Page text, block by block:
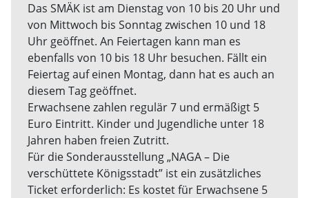
Das SMÄK ist am Dienstag von 10 bis 20 Uhr und
von Mittwoch bis Sonntag zwischen 10 und 18
Uhr geöffnet. An Feiertagen kann man es
ebenfalls von 10 bis 18 Uhr besuchen. Fällt ein
Feiertag auf einen Montag, dann hat es auch an
diesem Tag geöffnet.
Erwachsene zahlen regulär 7 und ermäßigt 5
Euro Eintritt. Kinder und Jugendliche unter 18
Jahren haben freien Zutritt.
Für die Sonderausstellung „NAGA – Die
verschüttete Königsstadt” ist ein zusätzliches
Ticket erforderlich: Es kostet für Erwachsene 5